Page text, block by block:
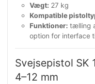
Vægt: 27 kg
Kompatible
Funktioner: tælling
option for interface
Svejsepistol SK
4–12 mm